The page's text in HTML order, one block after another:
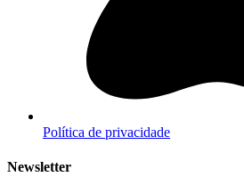
Política de privacidade
Newsletter